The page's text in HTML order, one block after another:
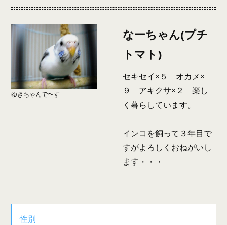
ゆきちゃんで〜す
なーちゃん(プチ
トマト)
セキセイ×５ オカメ×
９ アキクサ×２ 楽し
く暮らしています。
インコを飼って３年目で
すがよろしくおねがいし
ます・・・
性別